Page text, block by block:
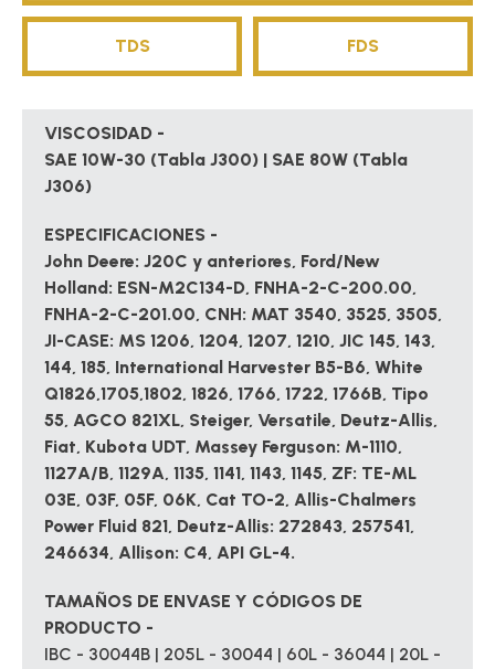
TDS FDS
VISCOSIDAD -
SAE 10W-30 (Tabla J300) | SAE 80W (Tabla
J306)
ESPECIFICACIONES -
John Deere: J20C y anteriores, Ford/New
Holland: ESN-M2C134-D, FNHA-2-C-200.00,
FNHA-2-C-201.00, CNH: MAT 3540, 3525, 3505,
JI-CASE: MS 1206, 1204, 1207, 1210, JIC 145, 143,
144, 185, International Harvester B5-B6, White
Q1826,1705,1802, 1826, 1766, 1722, 1766B, Tipo
55, AGCO 821XL, Steiger, Versatile, Deutz-Allis,
Fiat, Kubota UDT, Massey Ferguson: M-1110,
1127A/B, 1129A, 1135, 1141, 1143, 1145, ZF: TE-ML
03E, 03F, 05F, 06K, Cat TO-2, Allis-Chalmers
Power Fluid 821, Deutz-Allis: 272843, 257541,
246634, Allison: C4, API GL-4.
TAMAÑOS DE ENVASE Y CÓDIGOS DE
PRODUCTO -
IBC - 30044B | 205L - 30044 | 60L - 36044 | 20L -